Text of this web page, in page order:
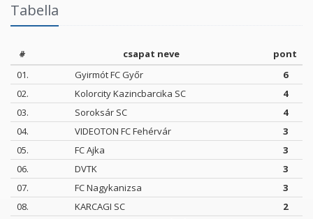
Tabella
# csapat neve
pont
01.
Gyirmót FC Győr
6
02.
Kolorcity Kazincbarcika SC
4
03.
Soroksár SC
4
04.
VIDEOTON FC Fehérvár
3
05.
FC Ajka
3
06.
DVTK
3
07.
FC Nagykanizsa
3
08.
KARCAGI SC
2